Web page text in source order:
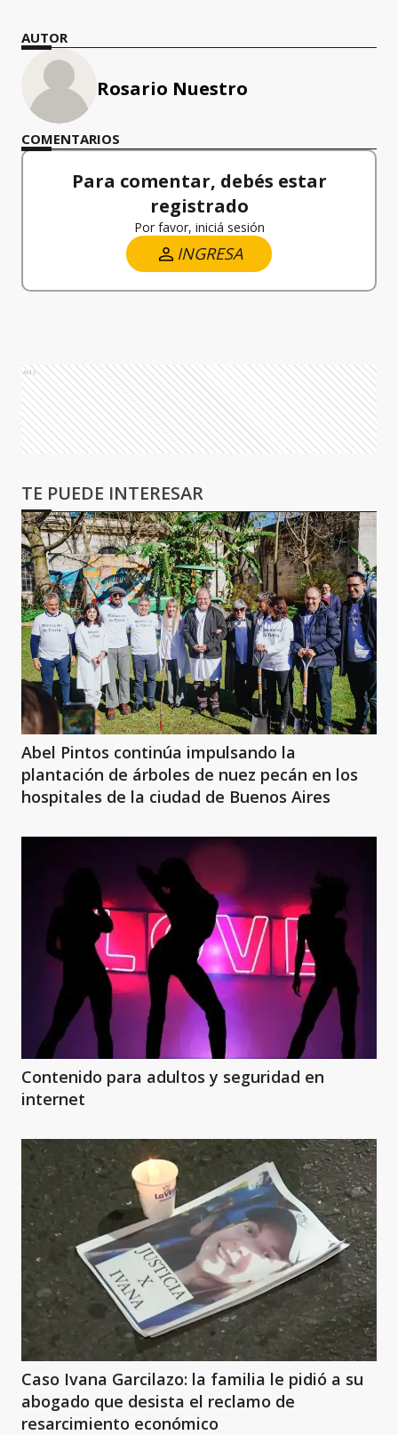
AUTOR
Rosario Nuestro
COMENTARIOS
Para comentar, debés estar
registrado
Por favor, iniciá sesión
INGRESA
Ads
TE PUEDE INTERESAR
Abel Pintos continúa impulsando la
plantación de árboles de nuez pecán en los
hospitales de la ciudad de Buenos Aires
Contenido para adultos y seguridad en
internet
Caso Ivana Garcilazo: la familia le pidió a su
abogado que desista el reclamo de
resarcimiento económico